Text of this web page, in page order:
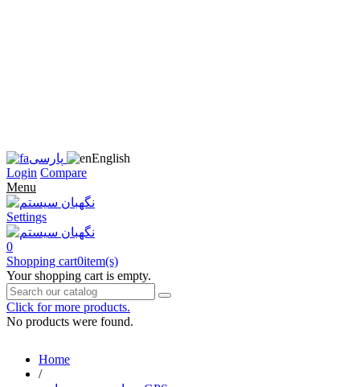
پارسی
English
Login Compare
Menu
Settings
0
Shopping cart0item(s)
Your shopping cart is empty.
Click for more products.
No products were found.
Home
/